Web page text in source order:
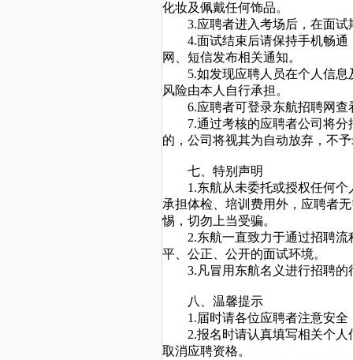
化妆及佩戴任何饰品。
3.应聘者进入考场后，在面
4.面试结束后请保持手机畅
网、短信发布相关通知。
5.如发现应聘人员在个人信
风险由本人自行承担。
6.应聘者可登录东航招聘网查
7.通过考核的应聘者公司将
的，公司将视其为自动放弃，不
七、特别声明
1.东航从未委托或授权任何
承担体检、培训费用外，应聘者
惕，切勿上当受骗。
2.东航一直致力于通过招聘
平、公正、公开的面试环境。
3.凡冒用东航名义进行招聘
八、温馨提示
1.届时请各位应聘者注意安
2.报名时请认真填写相关个
取消应聘资格。